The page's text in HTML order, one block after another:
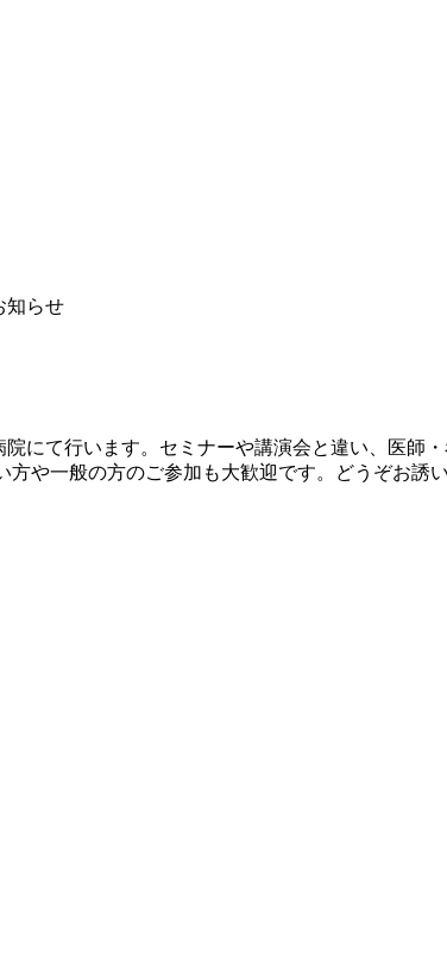
知らせ
にて行います。セミナーや講演会と違い、医師
や一般の方のご参加も大歓迎です。どうぞお誘